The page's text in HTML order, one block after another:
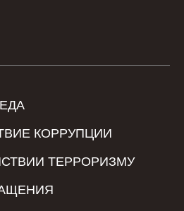
КОРРУПЦИИ
ТЕРРОРИЗМУ